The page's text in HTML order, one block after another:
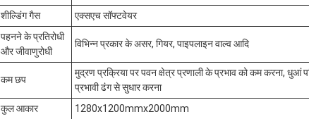
शील्डिंग गैस
एक्सएच सॉफ्टवेयर
पहनने के प्रतिरोधी
और जीवाणुरोधी
विभिन्न प्रकार के असर, गियर, पाइपलाइन वाल्व आदि
कम छप
मुद्रण प्रक्रिया पर पवन क्षेत्र प्रणाली के प्रभाव को कम करना,
प्रभावी ढंग से सुधार करना
कुल आकार
1280x1200mmx2000mm